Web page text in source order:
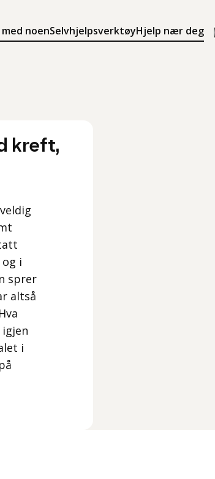
med noenSelvhjelpsverktøyHjelp nær deg
kreft,
i
sprer
altså
i